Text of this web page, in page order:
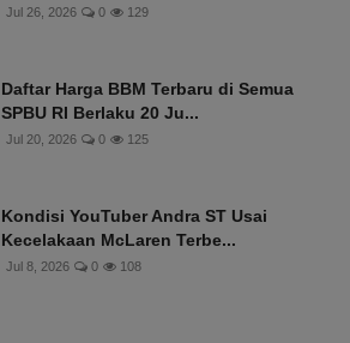
Jul 26, 2026 0 129
Daftar Harga BBM Terbaru di Semua
SPBU RI Berlaku 20 Ju...
Jul 20, 2026 0 125
Kondisi YouTuber Andra ST Usai
Kecelakaan McLaren Terbe...
Jul 8, 2026 0 108